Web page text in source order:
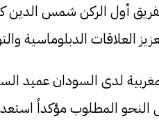
أول الركن شمس الدين
العلاقات
لدى السودان عميد
المطلوب مؤكداً